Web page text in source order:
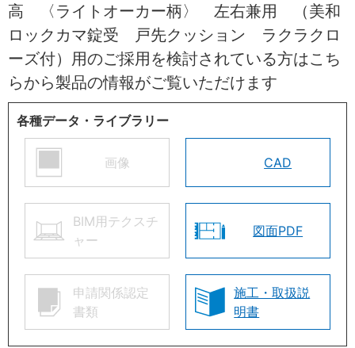
高 〈ライトオーカー柄〉 左右兼用 （美和
ロックカマ錠受 戸先クッション ラクラクロ
ーズ付）用のご採用を検討されている方はこち
らから製品の情報がご覧いただけます
各種データ・ライブラリー
画像 CAD
BIM用テクスチ
ャー
図面PDF
申請関係認定
書類
施工・取扱説
明書